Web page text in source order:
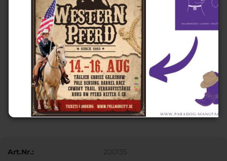
Art.Nr.:
200135